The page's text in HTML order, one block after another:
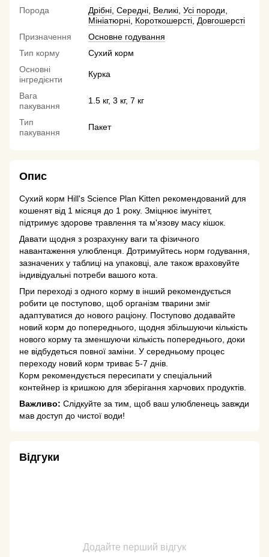
Порода
Дрібні Середні Великі Усі породи
Мініатюрні Короткошерсті Довгошерсті
Призначення
Основне годування
Тип корму
Сухий корм
Основні
інгредієнти
Курка
Вага
пакування
1.5 кг, 3 кг, 7 кг
Тип
пакування
Пакет
Опис
Сухий корм Hill's Science Plan Kitten рекомендований для
кошенят від 1 місяця до 1 року. Зміцнює імунітет,
підтримує здорове травлення та м'язову масу кішок.
Давати щодня з розрахунку ваги та фізичного
навантаження улюбленця. Дотримуйтесь норм годування,
зазначених у таблиці на упаковці, але також враховуйте
індивідуальні потреби вашого кота.
При переході з одного корму в інший рекомендується
робити це поступово, щоб організм тварини зміг
адаптуватися до нового раціону. Поступово додавайте
новий корм до попереднього, щодня збільшуючи кількість
нового корму та зменшуючи кількість попереднього, доки
не відбудеться повної заміни. У середньому процес
переходу новий корм триває 5-7 днів.
Корм рекомендується пересипати у спеціальний
контейнер із кришкою для зберігання харчових продуктів.
Важливо: Слідкуйте за тим, щоб ваш улюбленець завжди
мав доступ до чистої води!
Відгуки
Додайте перший відгук